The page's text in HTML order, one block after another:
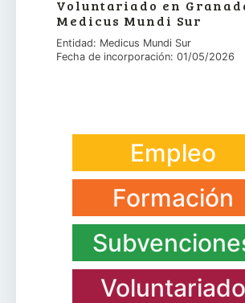
Voluntariado en
Medicus Mundi Sur
Entidad: Medicus Mundi Sur
Fecha de incorporación: 01/05/2026
Empleo
Formación
Voluntariado